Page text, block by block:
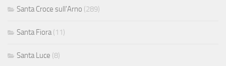
Santa Croce sull'Arno (289)
Santa Fiora (11)
Santa Luce (8)